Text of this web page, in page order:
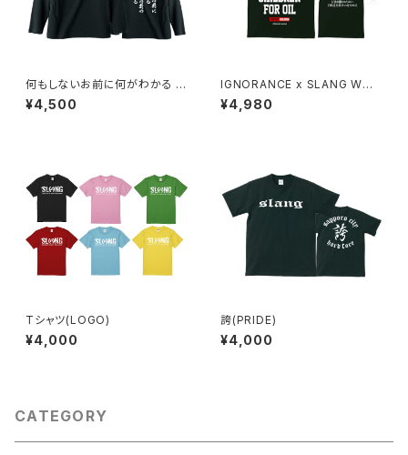
何もしないお前に何がわかる 何
もしないお前の何が変わる : 2
(LONG SLEEVE)
¥4,500
IGNORANCE x SLANG Wネ
ームT-SHIRT 【STOP KILLIN
G CHILDREN FOR OIL】
¥4,980
Tシャツ(LOGO)
¥4,000
誇(PRIDE)
¥4,000
CATEGORY